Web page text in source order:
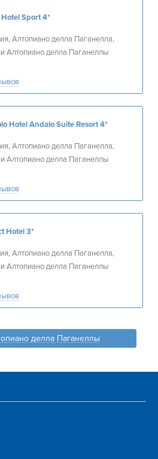
Sport4*
Алтопиано делла Паганелла,
Алтопиано делла Паганеллы
Hotel Andalo Suite Resort4*
Алтопиано делла Паганелла,
Алтопиано делла Паганеллы
Hotel3*
Алтопиано делла Паганелла,
Алтопиано делла Паганеллы
делла Паганеллы